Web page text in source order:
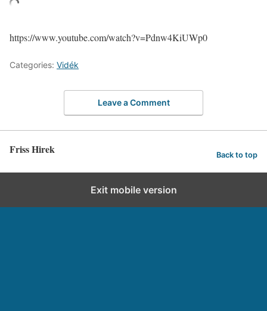
https://www.youtube.com/watch?v=Pdnw4KiUWp0
Categories: Vidék
Leave a Comment
Friss Hirek Back to top
Exit mobile version